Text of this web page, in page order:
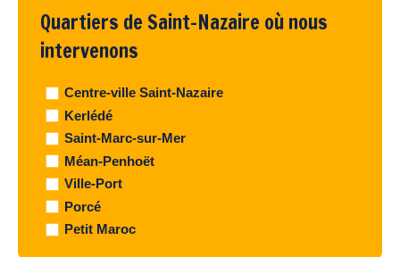
Quartiers de Saint-Nazaire où nous
intervenons
Centre-ville Saint-Nazaire
Kerlédé
Saint-Marc-sur-Mer
Méan-Penhoët
Ville-Port
Porcé
Petit Maroc